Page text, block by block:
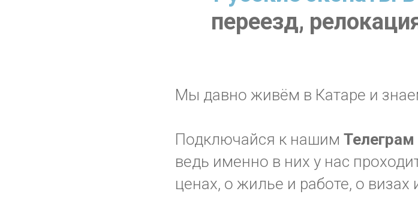
переезд,
Мы давно живём в Катаре и
Подключайся к нашим Телеграм
ведь именно в них у нас
ценах, о жилье и работе, о визах